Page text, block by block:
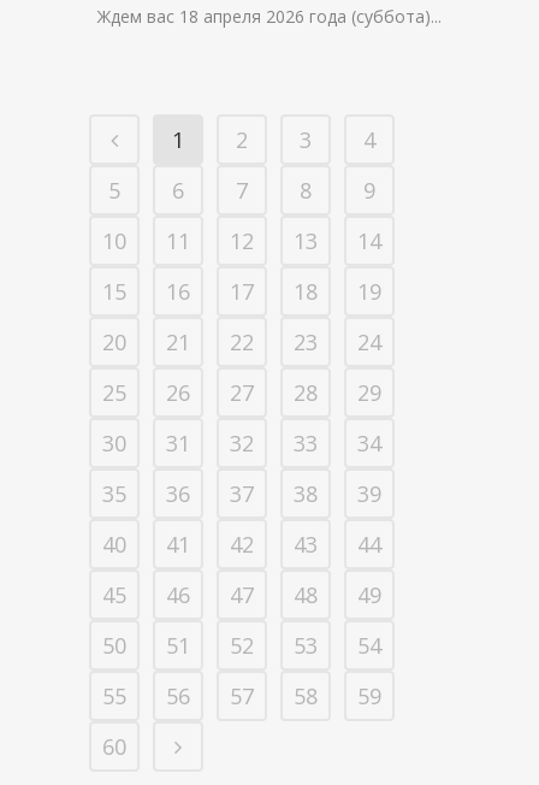
Ждем вас 18 апреля 2026 года (суббота)...
1 2 3
4
5
6 7 8
9
10
11 12 13
14
15
16 17 18
19
20
21 22 23
24
25
26 27 28
29
30
31 32 33
34
35
36 37 38
39
40
41 42 43
44
45
46 47 48
49
50
51 52 53
54
55
56 57 58
59
60